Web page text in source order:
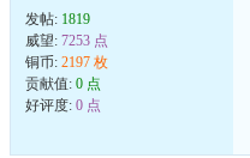
发帖: 1819
威望: 7253 点
铜币: 2197 枚
贡献值: 0 点
好评度: 0 点